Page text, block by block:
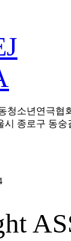
청소년연극협
시 종로구 동숭